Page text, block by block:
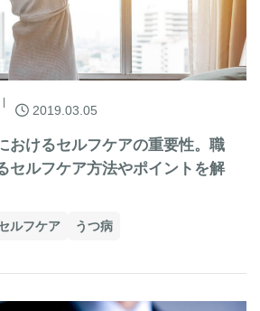
2019.03.05
おけるセルフケアの重要性。職
セルフケア方法やポイントを解
ルフケア うつ病